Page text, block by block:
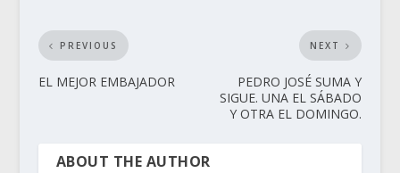
PREVIOUS
EL MEJOR EMBAJADOR
NEXT
PEDRO JOSÉ SUMA Y
SIGUE. UNA EL SÁBADO
Y OTRA EL DOMINGO.
ABOUT THE AUTHOR